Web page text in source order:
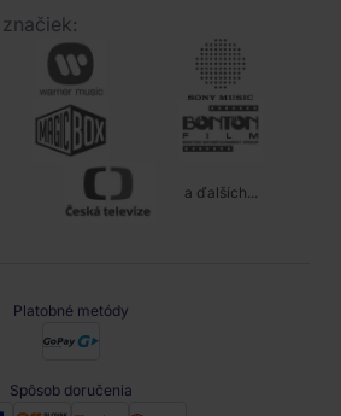
a ďalších...
Platobné metódy
Spôsob doručenia